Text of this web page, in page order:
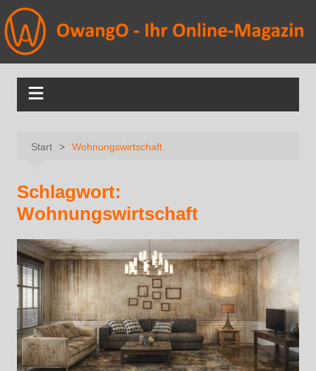
Start Wohnungswirtschaft
Schlagwort:
Wohnungswirtschaft